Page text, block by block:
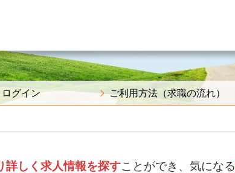
グイン ご利用方法（求職の流れ）
詳しく求人情報を探すことができ、気になる